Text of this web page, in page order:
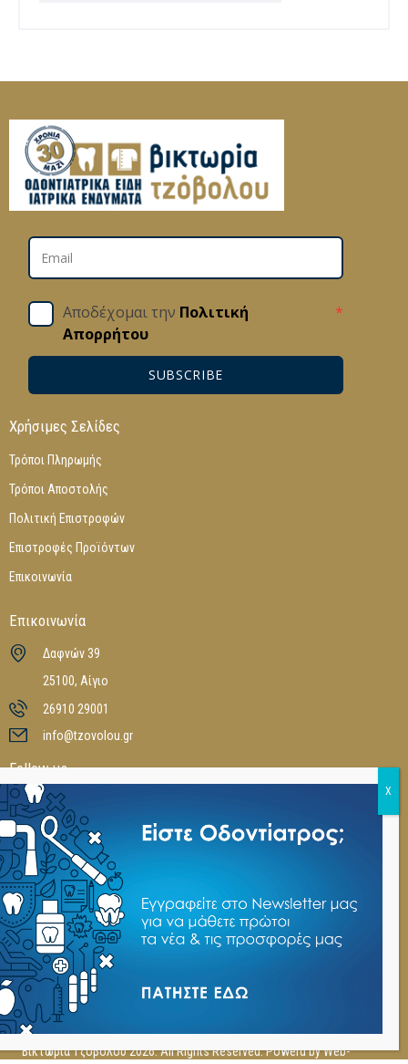
Αποδέχομαι την Πολιτική
Απορρήτου
*
SUBSCRIBE
Χρήσιμες Σελίδες
Τρόποι Πληρωμής
Τρόποι Αποστολής
Πολιτική Επιστροφών
Επιστροφές Προϊόντων
Επικοινωνία
Επικοινωνία
Δαφνών 39
25100, Αίγιο
26910 29001
info@tzovolou.gr
Follow us
Καταλόγοι
Ξεφυλλίστε τους online καταλόγους μας
3M,POLYDENTIA,INTENSIV USTOMED , MEDICAL BODYGURD NSK
DMG
LEIBINGER,COLTENE ,MANI,DIATECH ,FANTA,CROSSTEX,
EIGHTEETH, KULZER,
Βικτωρία Τζόβολου 2026. All Rights Reserved. Powerd byWeb-